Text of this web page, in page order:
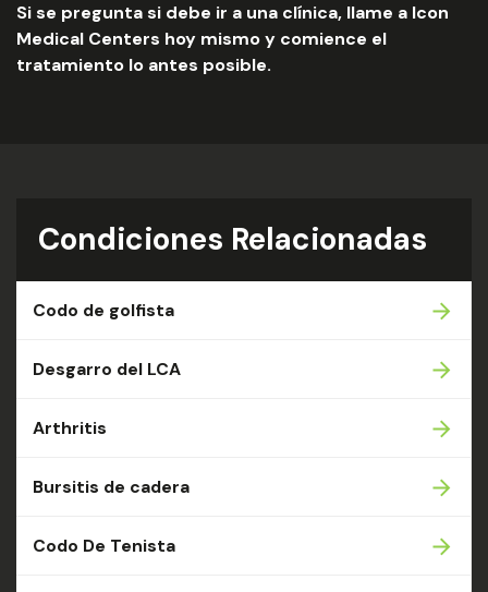
Si se pregunta si debe ir a una clínica, llame a Icon
Medical Centers hoy mismo y comience el
tratamiento lo antes posible.
Condiciones Relacionadas
Codo de golfista
Desgarro del LCA
Arthritis
Bursitis de cadera
Codo De Tenista